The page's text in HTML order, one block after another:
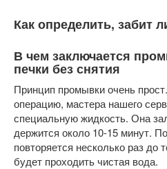
Как определить, забит
В чем заключается
печки без снятия
Принцип промывки очень
операцию, мастера нашего
специальную жидкость. Она
держится около 10-15 минут.
повторяется несколько раз до
будет проходить чистая вода.